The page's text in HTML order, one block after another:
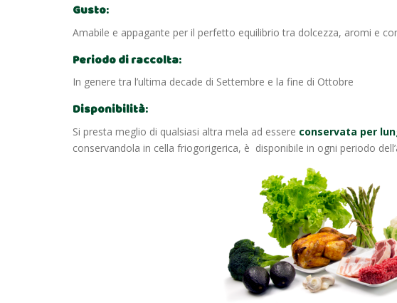
Gusto:
Amabile e appagante per il perfetto equilibrio tra dolcezza, aromi e
Periodo di raccolta:
In genere tra l’ultima decade di Settembre e la fine di Ottobre
Disponibilità:
Si presta meglio di qualsiasi altra mela ad essere conservata per
conservandola in cella friogorigerica, è disponibile in ogni periodo